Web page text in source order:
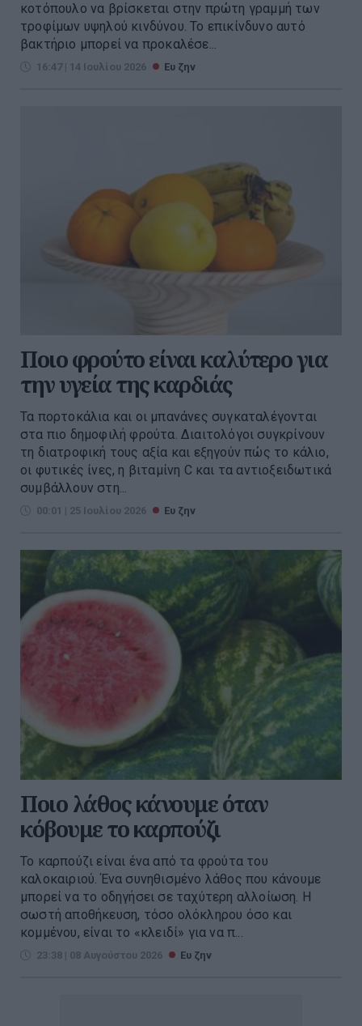
κοτόπουλο να βρίσκεται στην πρώτη γραμμή των
τροφίμων υψηλού κινδύνου. Το επικίνδυνο αυτό
βακτήριο μπορεί να προκαλέσε...
16:47 | 14 Ιουλίου 2026 Ευ ζην
Ποιο φρούτο είναι καλύτερο για
την υγεία της καρδιάς
Τα πορτοκάλια και οι μπανάνες συγκαταλέγονται
στα πιο δημοφιλή φρούτα. Διαιτολόγοι συγκρίνουν
τη διατροφική τους αξία και εξηγούν πώς το κάλιο,
οι φυτικές ίνες, η βιταμίνη C και τα αντιοξειδωτικά
συμβάλλουν στη...
00:01 | 25 Ιουλίου 2026 Ευ ζην
Ποιο λάθος κάνουμε όταν
κόβουμε το καρπούζι
Το καρπούζι είναι ένα από τα φρούτα του
καλοκαιριού. Ένα συνηθισμένο λάθος που κάνουμε
μπορεί να το οδηγήσει σε ταχύτερη αλλοίωση. Η
σωστή αποθήκευση, τόσο ολόκληρου όσο και
κομμένου, είναι το «κλειδί» για να π...
23:38 | 08 Αυγούστου 2026 Ευ ζην